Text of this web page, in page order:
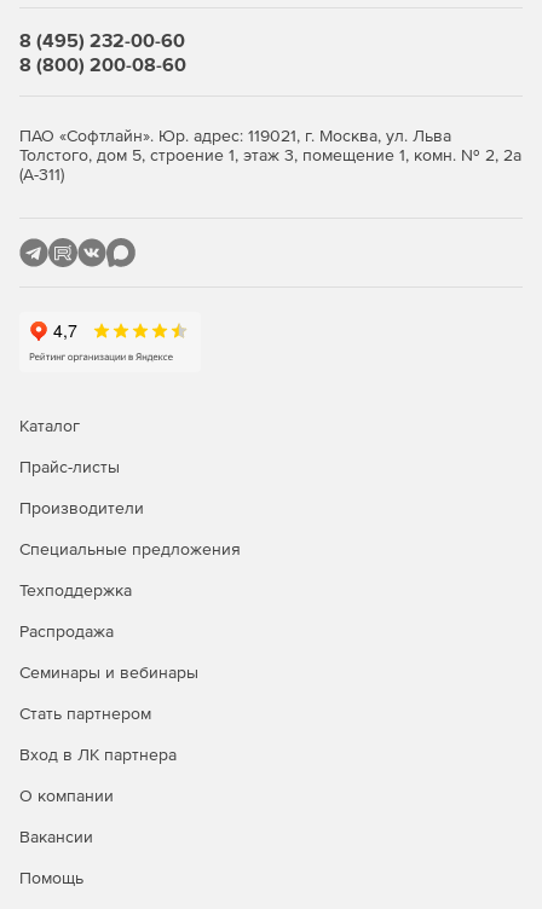
высокой вероятностью совершения ошибок.
8 (495) 232-00-60
8 (800) 200-08-60
ПАО «Софтлайн». Юр. адрес: 119021, г. Москва, ул. Льва
Толстого, дом 5, строение 1, этаж 3, помещение 1, комн. № 2, 2а
(А-311)
Каталог
Прайс-листы
Производители
Специальные предложения
Техподдержка
Распродажа
Семинары и вебинары
Стать партнером
Вход в ЛК партнера
О компании
Вакансии
Помощь